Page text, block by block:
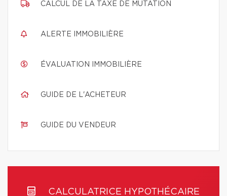
CALCUL DE LA TAXE DE MUTATION
ALERTE IMMOBILIÈRE
ÉVALUATION IMMOBILIÈRE
GUIDE DE L'ACHETEUR
GUIDE DU VENDEUR
CALCULATRICE HYPOTHÉCAIRE